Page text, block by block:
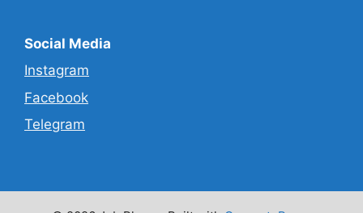
Social Media
Instagram
Facebook
Telegram